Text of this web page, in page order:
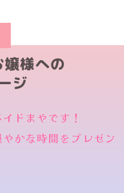
様への
ジ
ドまやです！
かな時間をプレゼン